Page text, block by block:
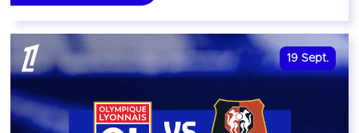
19 Sept.